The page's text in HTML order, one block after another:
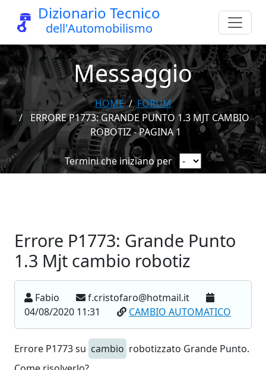
Dizionario Tecnico
dell'Automobilismo
Messaggio
HOME
FORUM
ERRORE P1773: GRANDE PUNTO 1.3 MJT CAMBIO
ROBOTIZ - PAGINA 1
Termini che iniziano per
Errore P1773: Grande Punto
1.3 Mjt cambio robotiz
Fabio
f.cristofaro@hotmail.it
04/08/2020 11:31
CAMBIO AUTOMATICO
Errore P1773 su cambio robotizzato Grande Punto.